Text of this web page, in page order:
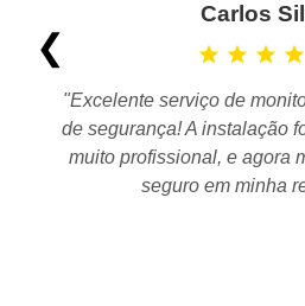
Carlos
star star star star
"Excelente serviço de
de segurança! A instalação
muito profissional, e agora
seguro em minha
❮